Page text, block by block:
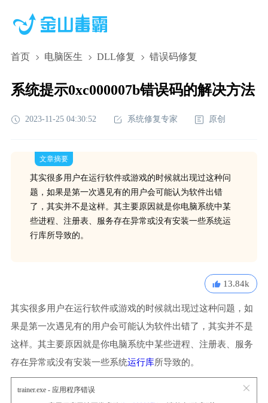
首页 电脑医生 DLL修复 错误码修复
系统提示0xc000007b错误码的解决方法
2023-11-25 04:30:52 系统修复专家 原创
文章摘要
其实很多用户在运行软件或游戏的时候就出现过这种问
题，如果是第一次遇见有的用户会可能认为软件出错
了，其实并不是这样。其主要原因就是你电脑系统中某
些进程、注册表、服务存在异常或没有安装一些系统运
行库所导致的。
13.84k
其实很多用户在运行软件或游戏的时候就出现过这种问题，如
果是第一次遇见有的用户会可能认为软件出错了，其实并不是
这样。其主要原因就是你电脑系统中某些进程、注册表、服务
存在异常或没有安装一些系统运行库所导致的。
trainer.exe - 应用程序错误